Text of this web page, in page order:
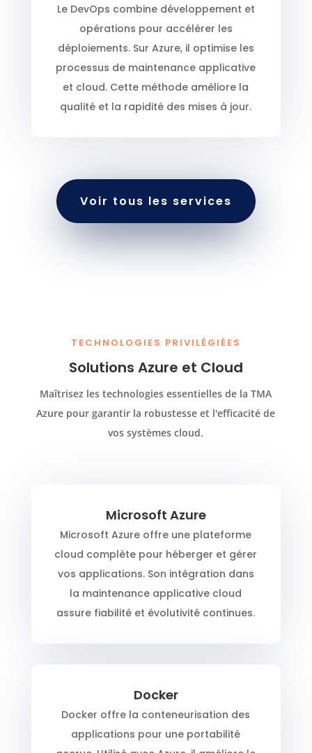
Le DevOps combine développement et
opérations pour accélérer les
déploiements. Sur Azure, il optimise les
processus de maintenance applicative
et cloud. Cette méthode améliore la
qualité et la rapidité des mises à jour.
Voir tous les services
TECHNOLOGIES PRIVILÉGIÉES
Solutions Azure et Cloud
Maîtrisez les technologies essentielles de la TMA
Azure pour garantir la robustesse et l'efficacité de
vos systèmes cloud.
Microsoft Azure
Microsoft Azure offre une plateforme
cloud complète pour héberger et gérer
vos applications. Son intégration dans
la maintenance applicative cloud
assure fiabilité et évolutivité continues.
Docker
Docker offre la conteneurisation des
applications pour une portabilité